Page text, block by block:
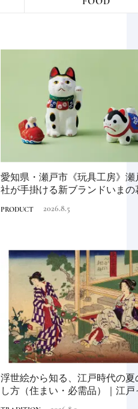
愛知県・瀬戸市《玩具工房》瀬
社が手掛ける新ブランドいまの
PRODUCT 2026.8.5
浮世絵から知る、江戸時代の夏
し方（住まい・必需品）｜江戸